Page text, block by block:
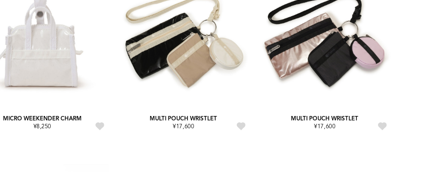
MICRO WEEKENDER CHARM
¥8,250
MULTI POUCH WRISTLET
¥17,600
MULTI POUCH WRISTLET
¥17,600